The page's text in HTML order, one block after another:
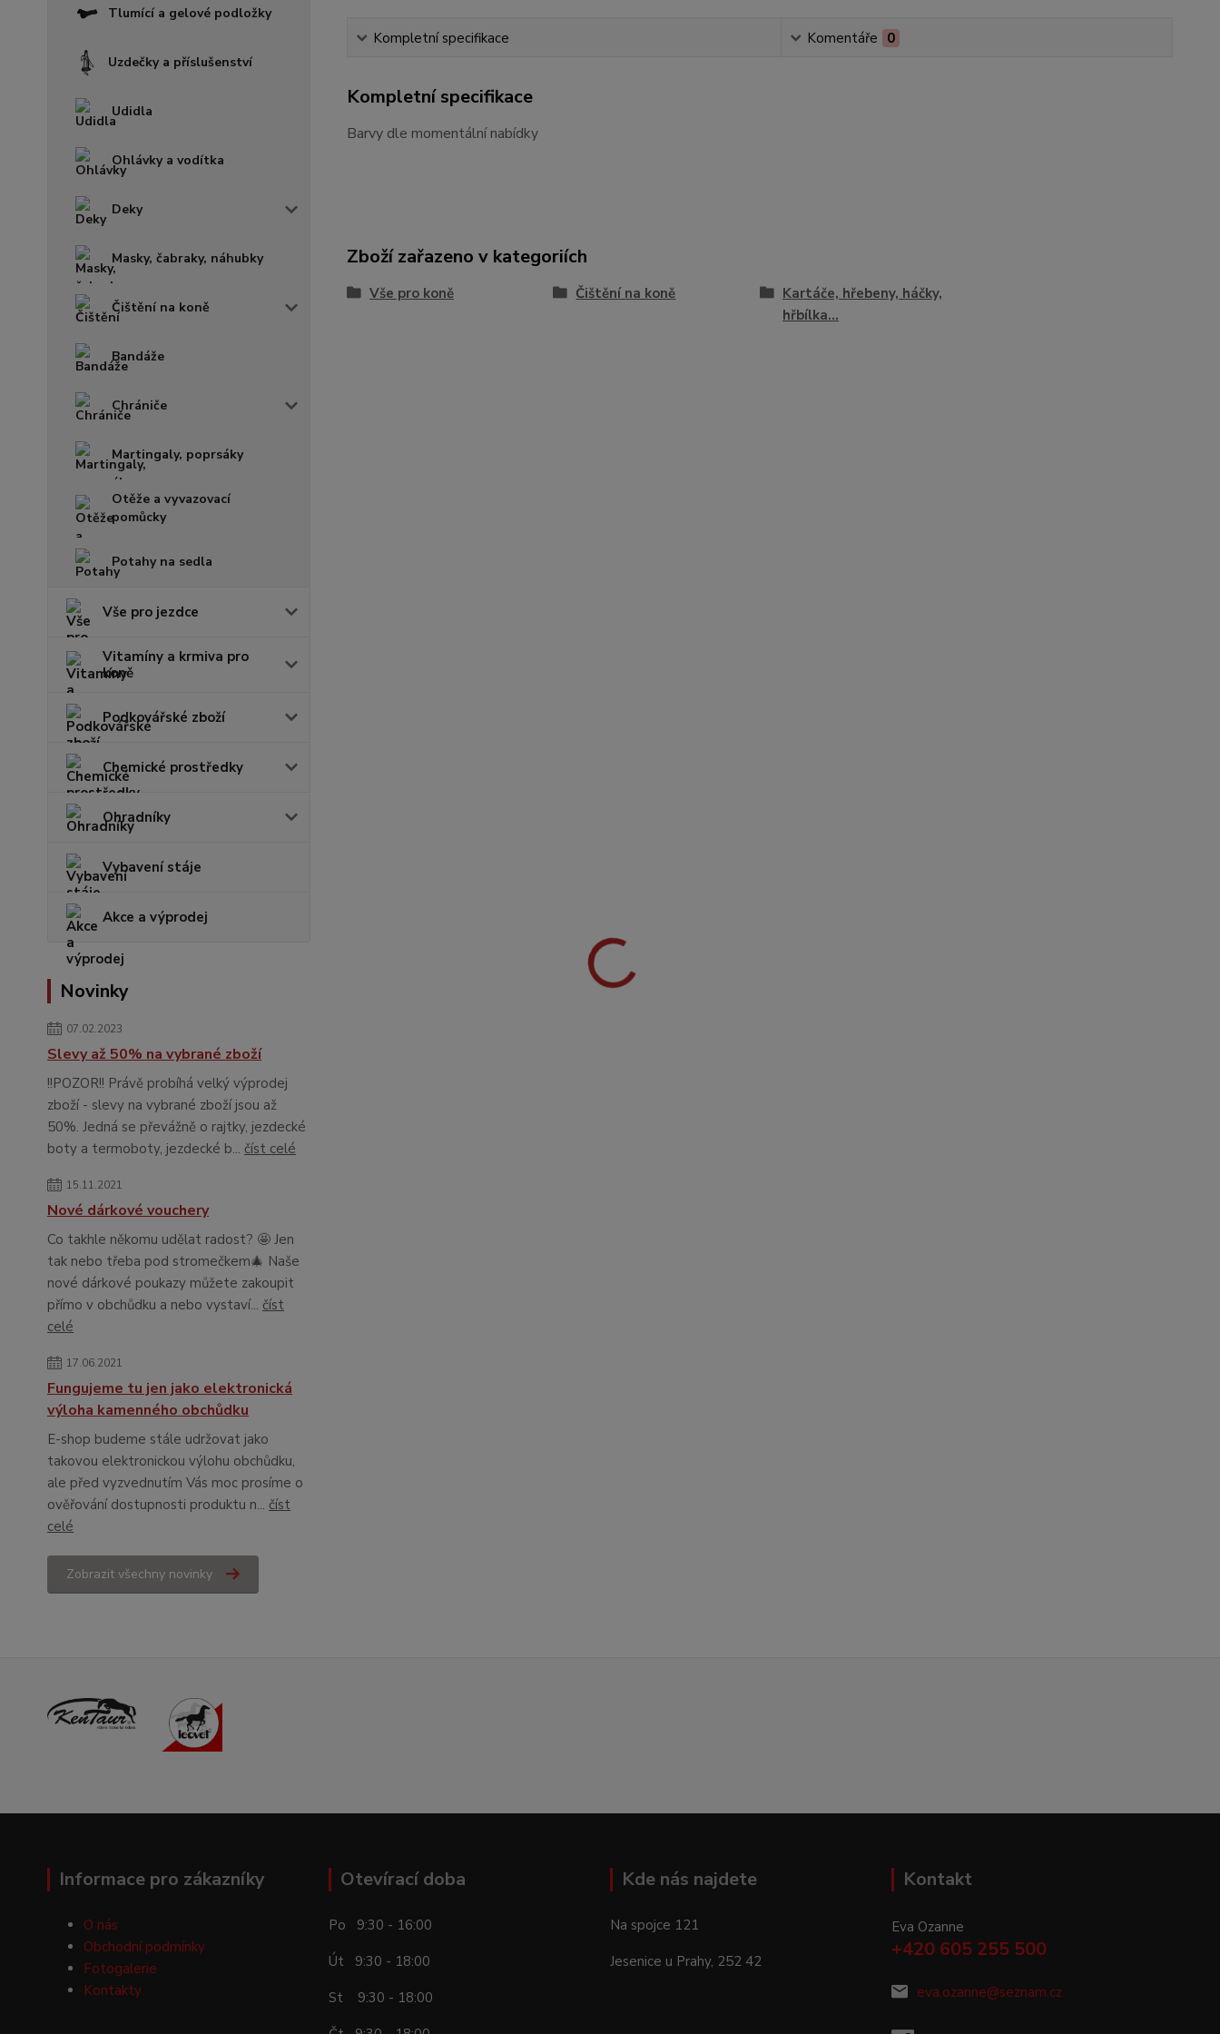
Tlumící a gelové podložky
Uzdečky a příslušenství
Udidla
Ohlávky a vodítka
Deky
Masky, čabraky, náhubky
Čištění na koně
Bandáže
Chrániče
Martingaly, poprsáky
Otěže a vyvazovací
pomůcky
Potahy na sedla
Vše pro jezdce
Vitamíny a krmiva pro
koně
Podkovářské zboží
Chemické prostředky
Ohradníky
Vybavení stáje
Akce a výprodej
Novinky
07.02.2023
Slevy až 50% na vybrané zboží
!!POZOR!! Právě probíhá velký výprodej
zboží - slevy na vybrané zboží jsou až
50%. Jedná se převážně o rajtky, jezdecké
boty a termoboty, jezdecké b... číst celé
15.11.2021
Nové dárkové vouchery
Co takhle někomu udělat radost? 🤩 Jen
tak nebo třeba pod stromečkem🎄 Naše
nové dárkové poukazy můžete zakoupit
přímo v obchůdku a nebo vystaví... číst
celé
17.06.2021
Fungujeme tu jen jako elektronická
výloha kamenného obchůdku
E-shop budeme stále udržovat jako
takovou elektronickou výlohu obchůdku,
ale před vyzvednutím Vás moc prosíme o
ověřování dostupnosti produktu n... číst
celé
Zobrazit všechny novinky
Kompletní specifikace Komentáře 0
Kompletní specifikace
Barvy dle momentální nabídky
Zboží zařazeno v kategoriích
Vše pro koně Čištění na koně
Kartáče, hřebeny, háčky,
hřbílka...
Informace pro zákazníky
O nás
Obchodní podmínky
Fotogalerie
Kontakty
Otevírací doba
Po 9:30 - 16:00
Út 9:30 - 18:00
St 9:30 - 18:00
Kde nás najdete
Na spojce 121
Jesenice u Prahy, 252 42
Kontakt
Eva Ozanne
+420 605 255 500
eva.ozanne@seznam.cz